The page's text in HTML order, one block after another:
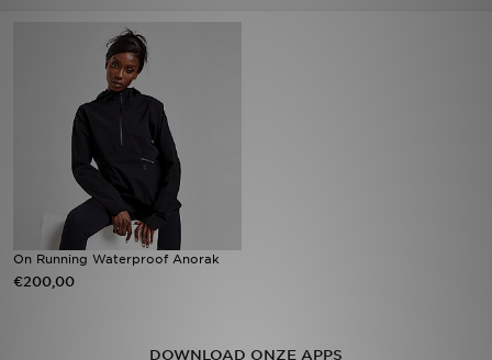
On Running Waterproof Anorak
€200,00
DOWNLOAD ONZE APPS
Collecties
Voetbal
Sports